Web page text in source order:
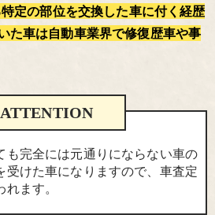
定の部位を交換した車に付く経歴
た車は自動車業界で修復歴車や事
ATTENTION
も完全には元通りにならない車の
受けた車になりますので、車査定
ます。